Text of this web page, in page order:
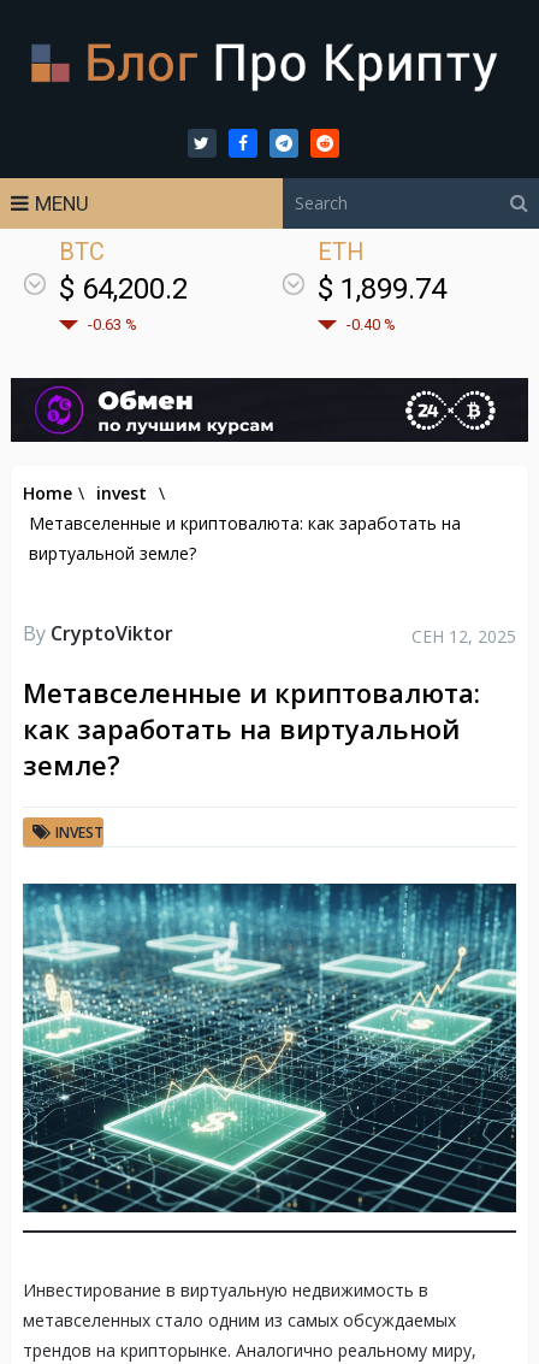
MENU
BTC
$ 64,200.2
-0.63 %
ETH
$ 1,899.74
-0.40 %
Home \ invest \
Метавселенные и криптовалюта: как заработать на
виртуальной земле?
By CryptoViktor СЕН 12, 2025
Метавселенные и криптовалюта:
как заработать на виртуальной
земле?
INVEST
Инвестирование в виртуальную недвижимость в
метавселенных стало одним из самых обсуждаемых
трендов на крипторынке. Аналогично реальному миру,